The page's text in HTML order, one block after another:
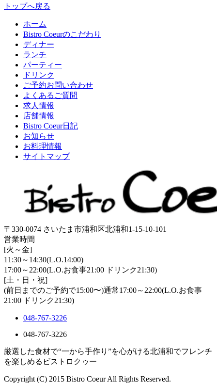
トップへ戻る
ホーム
Bistro Coeurのこだわり
ディナー
ランチ
パーティー
ドリンク
ご予約お問い合わせ
よくあるご質問
求人情報
店舗情報
Bistro Coeur日記
お知らせ
お料理情報
サイトマップ
〒330-0074 さいたま市浦和区北浦和1-15-10-101
営業時間
[火～金]
11:30～14:30(L.O.14:00)
17:00～22:00(L.O.お食事21:00 ドリンク21:30)
[土・日・祝]
(前日までのご予約で15:00〜)通常17:00～22:00(L.O.お食事
21:00 ドリンク21:30)
048-767-3226
048-767-3226
厳選した食材で“一から手作り”を心がける北浦和でフレンチ
を楽しめるビストロクゥー
Copyright (C) 2015 Bistro Coeur All Rights Reserved.